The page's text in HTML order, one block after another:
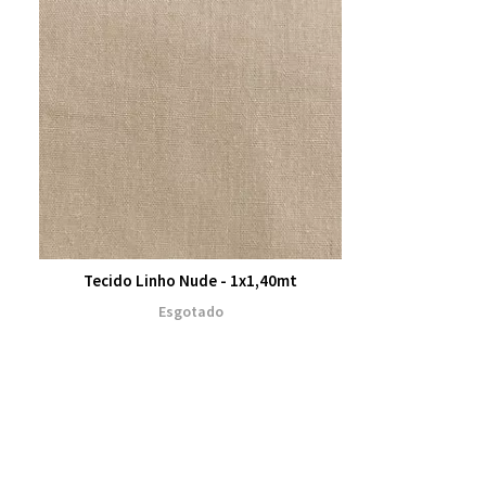
Tecido Linho Nude - 1x1,40mt
Esgotado